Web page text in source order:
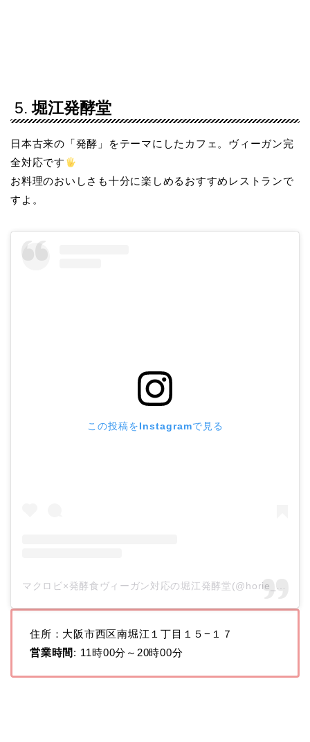
5.堀江発酵堂
日本古来の「発酵」をテーマにしたカフェ。ヴィーガン完
全対応です
お料理のおいしさも十分に楽しめるおすすめレストランで
すよ。
この投稿をInstagramで見る
住所：大阪市西区南堀江１丁目１５−１７
営業時間 : 11時00分～20時00分